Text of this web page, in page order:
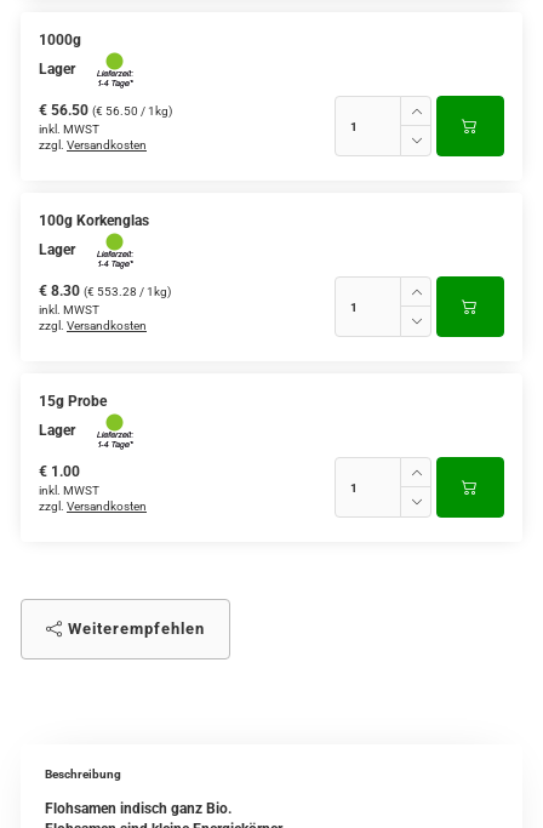
1000g
Lager
€ 56.50 (€ 56.50 / 1kg)
inkl. MWST
zzgl. Versandkosten
100g Korkenglas
Lager
€ 8.30 (€ 553.28 / 1kg)
inkl. MWST
zzgl. Versandkosten
15g Probe
Lager
€ 1.00
inkl. MWST
zzgl. Versandkosten
Weiterempfehlen
Beschreibung
Flohsamen indisch ganz Bio.